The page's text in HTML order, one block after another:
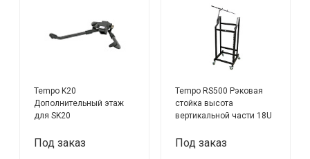
Tempo K20
Дополнительный этаж
для SK20
Под заказ
Tempo RS500 Рэковая
стойка высота
вертикальной части 18U
колеса
Под заказ